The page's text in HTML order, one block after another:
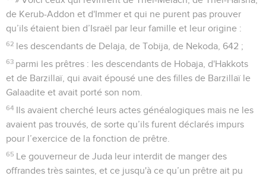
de Kerub-Addon et d'Immer et qui ne purent pas prouver
qu’ils étaient bien d’Israël par leur famille et leur origine :
62 les descendants de Delaja, de Tobija, de Nekoda, 642 ;
63 parmi les prêtres : les descendants de Hobaja, d'Hakkots
et de Barzillaï, qui avait épousé une des filles de Barzillaï le
Galaadite et avait porté son nom.
64 Ils avaient cherché leurs actes généalogiques mais ne les
avaient pas trouvés, de sorte qu’ils furent déclarés impurs
pour l’exercice de la fonction de prêtre.
65 Le gouverneur de Juda leur interdit de manger des
offrandes très saintes, et ce jusqu'à ce qu’un prêtre ait pu